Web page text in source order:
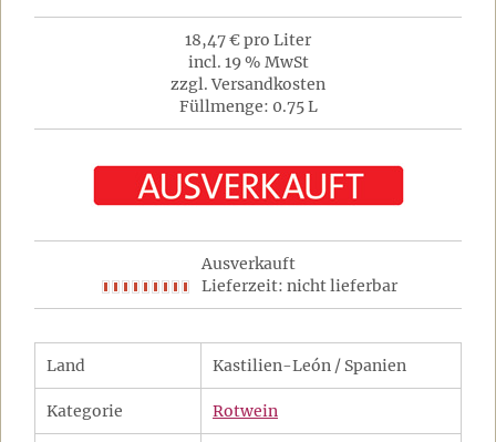
18,47 € pro Liter
incl. 19 % MwSt
zzgl. Versandkosten
Füllmenge: 0.75 L
Ausverkauft
Lieferzeit: nicht lieferbar
Land Kastilien-León / Spanien
Kategorie Rotwein